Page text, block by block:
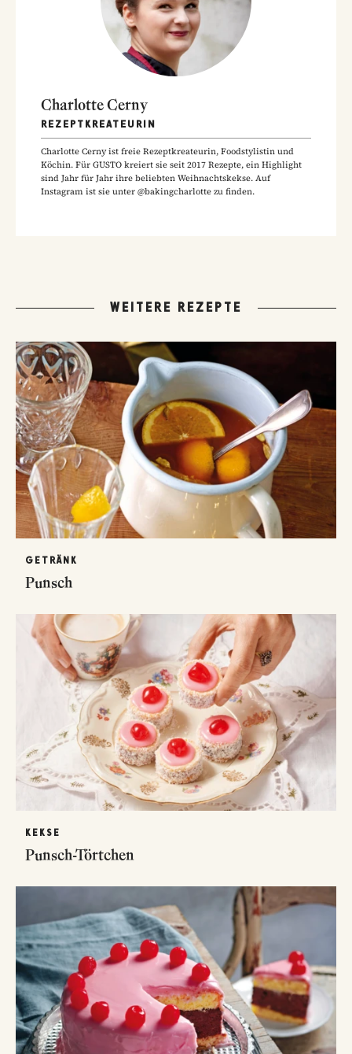
Charlotte Cerny
REZEPTKREATEURIN
Charlotte Cerny ist freie Rezeptkreateurin, Foodstylistin und
Köchin. Für GUSTO kreiert sie seit 2017 Rezepte, ein Highlight
sind Jahr für Jahr ihre beliebten Weihnachtskekse. Auf
Instagram ist sie unter @bakingcharlotte zu finden.
WEITERE REZEPTE
GETRÄNK
Punsch
KEKSE
Punsch-Törtchen